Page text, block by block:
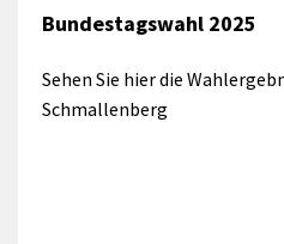
Bundestagswahl 2025
Sehen Sie hier die
Schmallenberg